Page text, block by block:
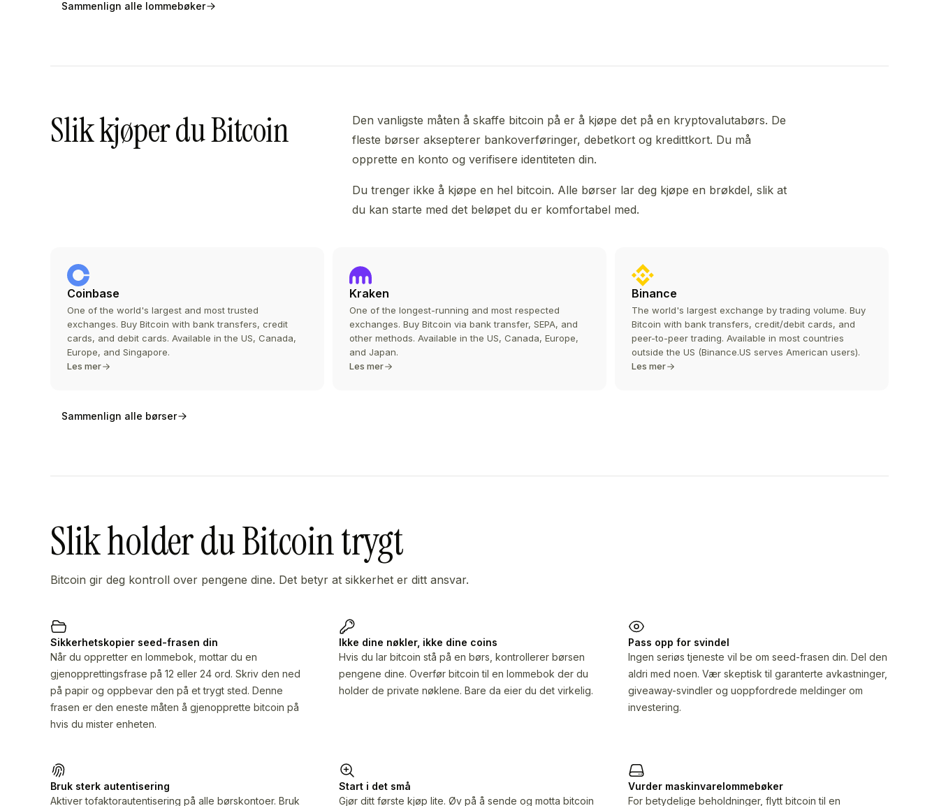
Sammenlign alle lommebøker
Slik kjøper du Bitcoin
Den vanligste måten å skaffe bitcoin på er å kjøpe det på en kryptovalutabørs. De
fleste børser aksepterer bankoverføringer, debetkort og kredittkort. Du må
opprette en konto og verifisere identiteten din.
Du trenger ikke å kjøpe en hel bitcoin. Alle børser lar deg kjøpe en brøkdel, slik at
du kan starte med det beløpet du er komfortabel med.
Coinbase
One of the world's largest and most trusted
exchanges. Buy Bitcoin with bank transfers, credit
cards, and debit cards. Available in the US, Canada,
Europe, and Singapore.
Les mer
Kraken
One of the longest-running and most respected
exchanges. Buy Bitcoin via bank transfer, SEPA, and
other methods. Available in the US, Canada, Europe,
and Japan.
Les mer
Binance
The world's largest exchange by trading volume. Buy
Bitcoin with bank transfers, credit/debit cards, and
peer-to-peer trading. Available in most countries
outside the US (Binance.US serves American users).
Les mer
Sammenlign alle børser
Slik holder du Bitcoin trygt
Bitcoin gir deg kontroll over pengene dine. Det betyr at sikkerhet er ditt ansvar.
Sikkerhetskopier seed-frasen din
Når du oppretter en lommebok, mottar du en
gjenopprettingsfrase på 12 eller 24 ord. Skriv den ned
på papir og oppbevar den på et trygt sted. Denne
frasen er den eneste måten å gjenopprette bitcoin på
hvis du mister enheten.
Ikke dine nøkler, ikke dine coins
Hvis du lar bitcoin stå på en børs, kontrollerer børsen
pengene dine. Overfør bitcoin til en lommebok der du
holder de private nøklene. Bare da eier du det virkelig.
Pass opp for svindel
Ingen seriøs tjeneste vil be om seed-frasen din. Del den
aldri med noen. Vær skeptisk til garanterte avkastninger,
giveaway-svindler og uoppfordrede meldinger om
investering.
Bruk sterk autentisering
Aktiver tofaktorautentisering på alle børskontoer. Bruk
Start i det små
Gjør ditt første kjøp lite. Øv på å sende og motta bitcoin
Vurder maskinvarelommebøker
For betydelige beholdninger, flytt bitcoin til en